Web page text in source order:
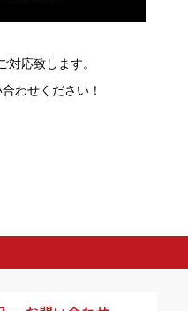
対応致します。
わせください！